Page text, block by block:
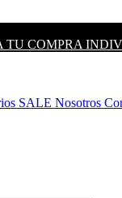
TU COMPRA
SALE Nosotros